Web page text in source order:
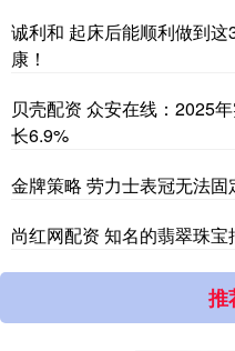
诚利和 起床后能顺利做到
康！
贝壳配资 众安在线：2025
长6.9%
金牌策略 劳力士表冠无法固
尚红网配资 知名的翡翠珠宝
推